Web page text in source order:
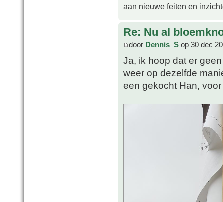
aan nieuwe feiten en
Re: Nu al
door Dennis_S op 30 dec
Ja, ik hoop dat er
weer op dezelfde
een gekocht Han,